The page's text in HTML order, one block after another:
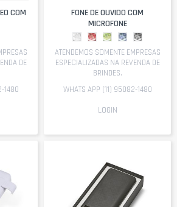
COM
DE
1480
FONE DE OUVIDO COM
MICROFONE
ATENDEMOS SOMENTE EMPRESAS
ESPECIALIZADAS NA REVENDA DE
BRINDES.
WHATS APP (11) 95082-1480
LOGIN